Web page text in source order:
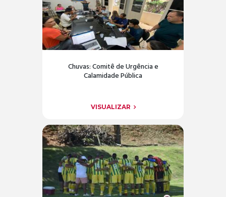
Chuvas: Comitê de Urgência e
Calamidade Pública
VISUALIZAR